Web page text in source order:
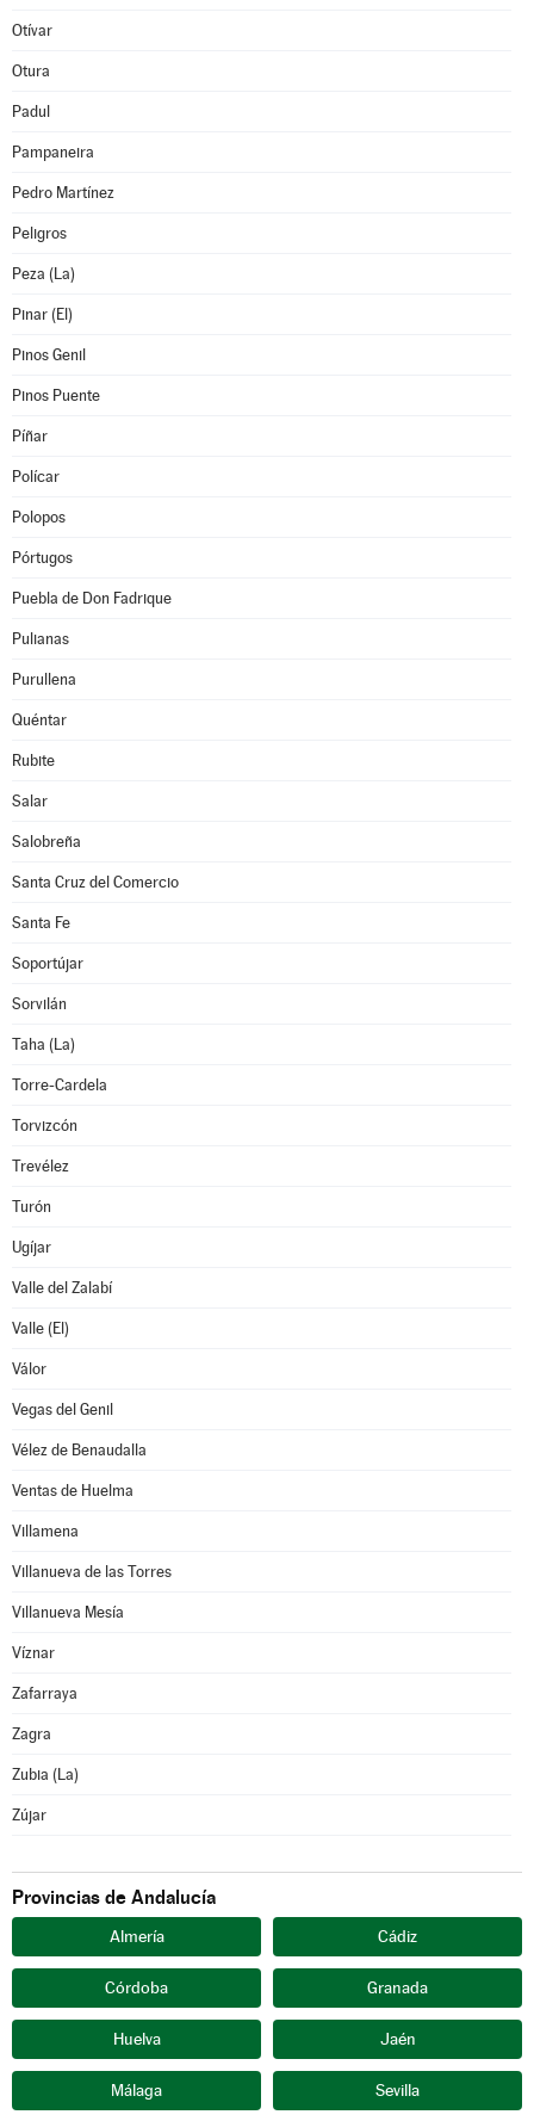
Otívar
Otura
Padul
Pampaneira
Pedro Martínez
Peligros
Peza (La)
Pinar (El)
Pinos Genil
Pinos Puente
Píñar
Polícar
Polopos
Pórtugos
Puebla de Don Fadrique
Pulianas
Purullena
Quéntar
Rubite
Salar
Salobreña
Santa Cruz del Comercio
Santa Fe
Soportújar
Sorvilán
Taha (La)
Torre-Cardela
Torvizcón
Trevélez
Turón
Ugíjar
Valle del Zalabí
Valle (El)
Válor
Vegas del Genil
Vélez de Benaudalla
Ventas de Huelma
Villamena
Villanueva de las Torres
Villanueva Mesía
Víznar
Zafarraya
Zagra
Zubia (La)
Zújar
Provincias de Andalucía
Almería Cádiz
Córdoba Granada
Huelva Jaén
Málaga Sevilla